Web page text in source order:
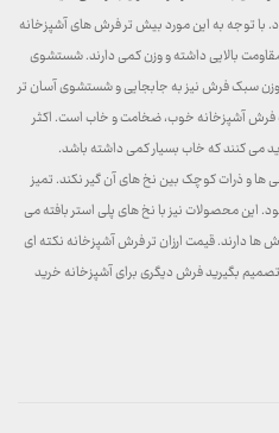
با توجه به این مورد بیش تر فرش های آشپزخانه
بالایی داشته و وزن کمی دارند. شستشوی
وزن سبک فرش نیز به جابجایی و شستشوی آسان تر
فرش آشپزخانه خوب، ضخامت و خاب است. اکثر
می کنند که خاب بسیار کمی داشته باشد.
و ذرات کوچک بین نخ های آن گیر نکند. تمیز
این محصولات نیز با نخ های پلی استر بافته می
ها دارند. قیمت ارزان تر فرش آشپزخانه نکته ای
بگیرید فرش دیگری برای آشپزخانه خرید